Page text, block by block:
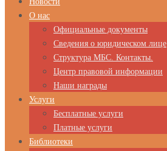
содержимому
О нас
Официальные документы
Сведения о юридическом лице
Структура МБС. Контакты.
Центр правовой информации
Наши награды
Услуги
Бесплатные услуги
Платные услуги
Библиотеки